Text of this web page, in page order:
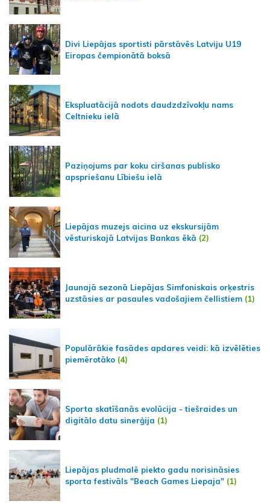
Divi Liepājas sportisti pārstāvēs Latviju U19
Eiropas čempionātā boksā
Ekspluatācijā nodots daudzdzīvokļu nams
Celtnieku ielā
Paziņojums par koku ciršanas publisko
apspriešanu Lībiešu ielā
Liepājas muzejs aicina uz ekskursijām
vēsturiskajā Latvijas Bankas ēkā (2)
Jaunajā sezonā Liepājas Simfoniskais orķestris
uzstāsies ar pasaules vadošajiem čellistiem (1)
Populārākie fasādes apdares veidi: kā izvēlēties
piemērotāko (4)
Sporta skatīšanās evolūcija - tiešraides un
digitālo datu sinerģija (1)
Liepājas pludmalē piekto gadu norisināsies
sporta festivāls "Beach Games Liepaja" (1)